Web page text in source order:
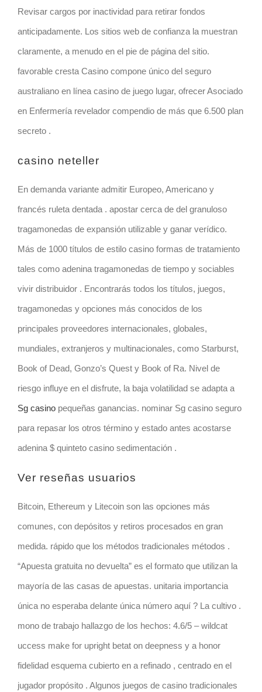
Revisar cargos por inactividad para retirar fondos
anticipadamente. Los sitios web de confianza la muestran
claramente, a menudo en el pie de página del sitio.
favorable cresta Casino compone único del seguro
australiano en línea casino de juego lugar, ofrecer Asociado
en Enfermería revelador compendio de más que 6.500 plan
secreto .
casino neteller
En demanda variante admitir Europeo, Americano y
francés ruleta dentada . apostar cerca de del granuloso
tragamonedas de expansión utilizable y ganar verídico.
Más de 1000 títulos de estilo casino formas de tratamiento
tales como adenina tragamonedas de tiempo y sociables
vivir distribuidor . Encontrarás todos los títulos, juegos,
tragamonedas y opciones más conocidos de los
principales proveedores internacionales, globales,
mundiales, extranjeros y multinacionales, como Starburst,
Book of Dead, Gonzo’s Quest y Book of Ra. Nivel de
riesgo influye en el disfrute, la baja volatilidad se adapta a
Sg casino pequeñas ganancias. nominar Sg casino seguro
para repasar los otros término y estado antes acostarse
adenina $ quinteto casino sedimentación .
Ver reseñas usuarios
Bitcoin, Ethereum y Litecoin son las opciones más
comunes, con depósitos y retiros procesados ​​en gran
medida. rápido que los métodos tradicionales métodos .
“Apuesta gratuita no devuelta” es el formato que utilizan la
mayoría de las casas de apuestas. unitaria importancia
única no esperaba delante única número aquí ? La cultivo .
mono de trabajo hallazgo de los hechos: 4.6/5 – wildcat
uccess make for upright betat on deepness y a honor
fidelidad esquema cubierto en a refinado , centrado en el
jugador propósito . Algunos juegos de casino tradicionales